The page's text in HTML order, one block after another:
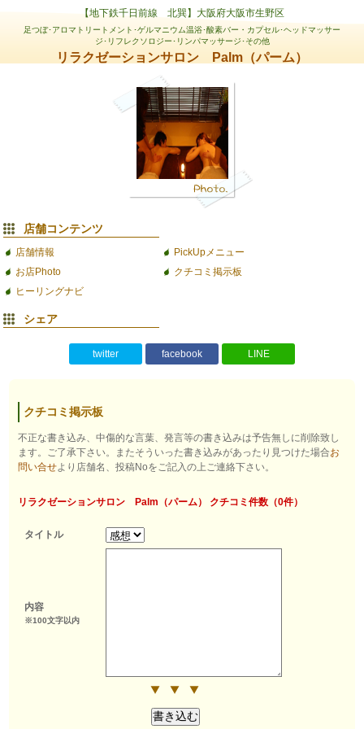
【地下鉄千日前線 北巽】大阪府大阪市生野区
足つぼ･アロマトリートメント･ゲルマニウム温浴･酸素バー・カプセル･ヘッドマッサー
ジ･リフレクソロジー･リンパマッサージ･その他
リラクゼーションサロン Palm（パーム）
店舗コンテンツ
店舗情報
PickUpメニュー
お店Photo
クチコミ掲示板
ヒーリングナビ
シェア
twitter facebook LINE
クチコミ掲示板
不正な書き込み、中傷的な言葉、発言等の書き込みは予告無しに削除致し
ます。ご了承下さい。またそういった書き込みがあったり見つけた場合お
問い合せより店舗名、投稿Noをご記入の上ご連絡下さい。
リラクゼーションサロン Palm（パーム） クチコミ件数（0件）
タイトル
内容
※100文字以内